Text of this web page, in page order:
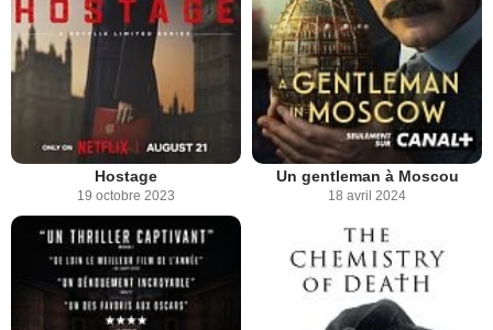
Hostage
19 octobre 2023
Un gentleman à Moscou
18 avril 2024